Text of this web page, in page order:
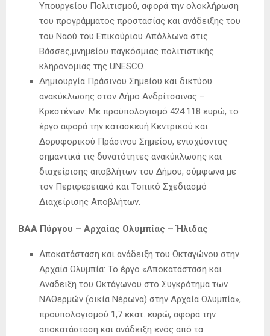
Υπουργείου Πολιτισμού, αφορά την ολοκλήρωση
του προγράμματος προστασίας και ανάδειξης του
του Ναού του Επικούριου Απόλλωνα στις
Βάσσες,μνημείου παγκόσμιας πολιτιστικής
κληρονομιάς της UNESCO.
Δημιουργία Πράσινου Σημείου και δικτύου
ανακύκλωσης στον Δήμο Ανδρίτσαινας –
Κρεστένων: Με προϋπολογισμό 424.118 ευρώ, το
έργο αφορά την κατασκευή Κεντρικού και
Δορυφορικού Πράσινου Σημείου, ενισχύοντας
σημαντικά τις δυνατότητες ανακύκλωσης και
διαχείρισης αποβλήτων του Δήμου, σύμφωνα με
τον Περιφερειακό και Τοπικό Σχεδιασμό
Διαχείρισης Αποβλήτων.
ΒΑΑ Πύργου – Αρχαίας Ολυμπίας – Ήλιδας
Αποκατάσταση και ανάδειξη του Οκταγώνου στην
Αρχαία Ολυμπία: Το έργο «Αποκατάσταση και
Αναδειξη του Οκτάγωνου στο Συγκρότημα των
NAΘερμών (οικία Νέρωνα) στην Αρχαία Ολυμπία»,
προϋπολογισμού 1,7 εκατ. ευρώ, αφορά την
αποκατάσταση και ανάδειξη ενός από τα